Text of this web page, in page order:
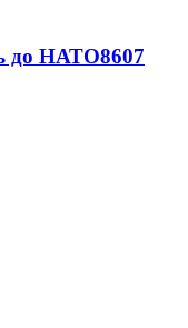
до НАТО8607